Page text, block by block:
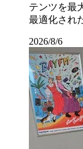
テンツを最
最適化され
2026/8/6